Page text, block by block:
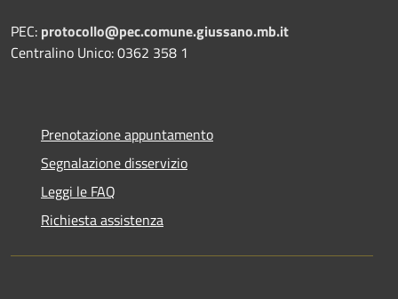
PEC: protocollo@pec.comune.giussano.mb.it
Centralino Unico: 0362 358 1
Prenotazione appuntamento
Segnalazione disservizio
Leggi le FAQ
Richiesta assistenza